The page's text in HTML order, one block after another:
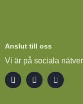
Anslut till oss
Vi är på sociala